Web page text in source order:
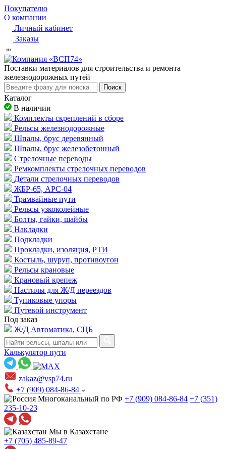
Покупателю
О компании
Личный кабинет
Заказы
Пocтaвки мaтepиaлoв для cтpoитeльcтвa и peмoнтa
жeлeзнoдopoжныx путeй
Поиск
Каталог
В наличии
Комплекты скреплений в сборе
Рельсы железнодорожные
Шпалы, брус деревянный
Шпалы, брус железобетонный
Стрелочные переводы
Ремкомплекты стрелочных переводов
Детали стрелочных переводов
ЖБР-65, АРС-04
Трамвайные пути
Рельсы узкоколейные
Болты, гайки, шайбы
Накладки
Подкладки
Прокладки, изоляция, РТИ
Костыль, шуруп, противоугон
Рельсы крановые
Крановый крепеж
Настилы для Ж/Д переездов
Тупиковые упоры
Путевой инструмент
Под заказ
Ж/Д Автоматика, СЦБ
Калькулятор пути
zakaz@vsp74.ru
+7 (909) 084-86-84
Многоканальный по РФ +7 (909) 084-86-84 +7 (351)
235-10-23
Мы в Казахстане
+7 (705) 485-89-47